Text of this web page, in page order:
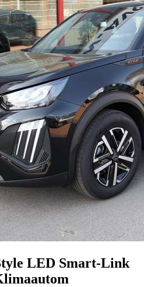
LED Smart-Link